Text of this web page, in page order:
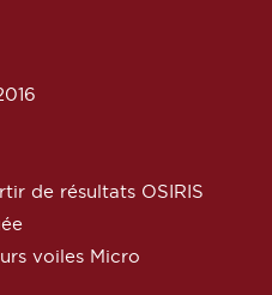
de résultats OSIRIS
voiles Micro